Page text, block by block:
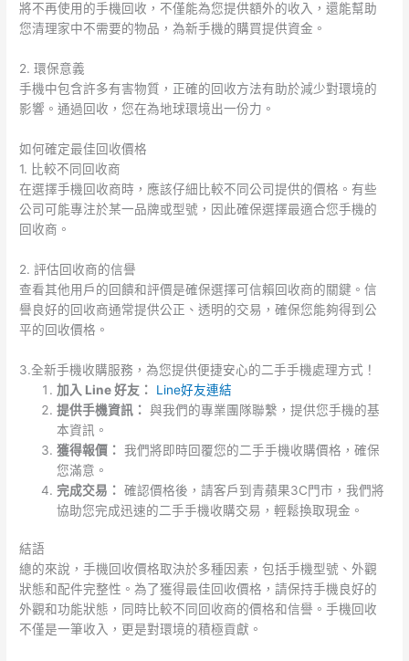
將不再使用的手機回收，不僅能為您提供額外的收入，還能幫助
您清理家中不需要的物品，為新手機的購買提供資金。
2. 環保意義
手機中包含許多有害物質，正確的回收方法有助於減少對環境的
影響。通過回收，您在為地球環境出一份力。
如何確定最佳回收價格
1. 比較不同回收商
在選擇手機回收商時，應該仔細比較不同公司提供的價格。有些
公司可能專注於某一品牌或型號，因此確保選擇最適合您手機的
回收商。
2. 評估回收商的信譽
查看其他用戶的回饋和評價是確保選擇可信賴回收商的關鍵。信
譽良好的回收商通常提供公正、透明的交易，確保您能夠得到公
平的回收價格。
3.全新手機收購服務，為您提供便捷安心的二手手機處理方式！
加入 Line 好友：
Line好友連結
提供手機資訊： 與我們的專業團隊聯繫，提供您手機的基
本資訊。
獲得報價： 我們將即時回覆您的二手手機收購價格，確保
您滿意。
完成交易： 確認價格後，請客戶到青蘋果3C門市，我們將
協助您完成迅速的二手手機收購交易，輕鬆換取現金。
結語
總的來說，手機回收價格取決於多種因素，包括手機型號、外觀
狀態和配件完整性。為了獲得最佳回收價格，請保持手機良好的
外觀和功能狀態，同時比較不同回收商的價格和信譽。手機回收
不僅是一筆收入，更是對環境的積極貢獻。